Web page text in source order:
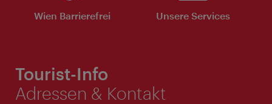
Wien Barrierefrei Unsere Services
Tourist-Info
Adressen & Kontakt